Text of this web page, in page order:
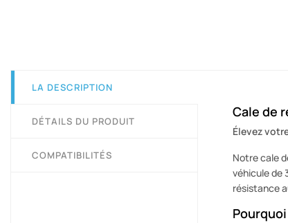
LA DESCRIPTION
DÉTAILS DU PRODUIT
COMPATIBILITÉS
Cale de
Élevez
Notre cale
véhicule de
résistance